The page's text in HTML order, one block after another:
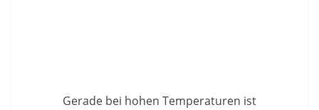
Gerade bei hohen Temperaturen ist